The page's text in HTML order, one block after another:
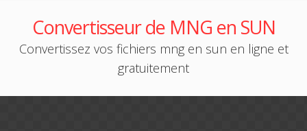
Convertisseur de MNG en SUN
Convertissez vos fichiers mng en sun en ligne et
gratuitement